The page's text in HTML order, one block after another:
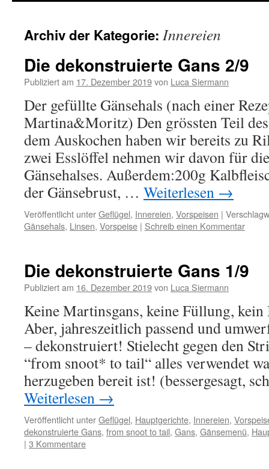
Archiv der Kategorie: Innereien
Die dekonstruierte Gans 2/9
Publiziert am 17. Dezember 2019von Luca Siermann
Der gefüllte Gänsehals (nach einer
Martina&Moritz) Den grössten Teil des
dem Auskochen haben wir bereits zu
zwei Esslöffel nehmen wir davon für
Gänsehalses. Außerdem:200g
der Gänsebrust, … Weiterlesen →
Veröffentlicht unterGeflügel, Innereien, Vorspeisen |
Gänsehals, Linsen, Vorspeise | Schreib einen Kommentar
Die dekonstruierte Gans 1/9
Publiziert am 16. Dezember 2019von Luca Siermann
Keine Martinsgans, keine Füllung,
Aber, jahreszeitlich passend und
– dekonstruiert! Stielecht gegen den
“from snoot* to tail“ alles verwendet
herzugeben bereit ist! (bessergesagt,
Weiterlesen →
Veröffentlicht unterGeflügel, Hauptgerichte, Innereien,
dekonstruierte Gans, from snoot to tail, Gans, Gänsemenü,
| 3 Kommentare